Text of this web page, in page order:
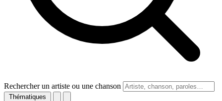
Rechercher un artiste ou une chanson
Thématiques